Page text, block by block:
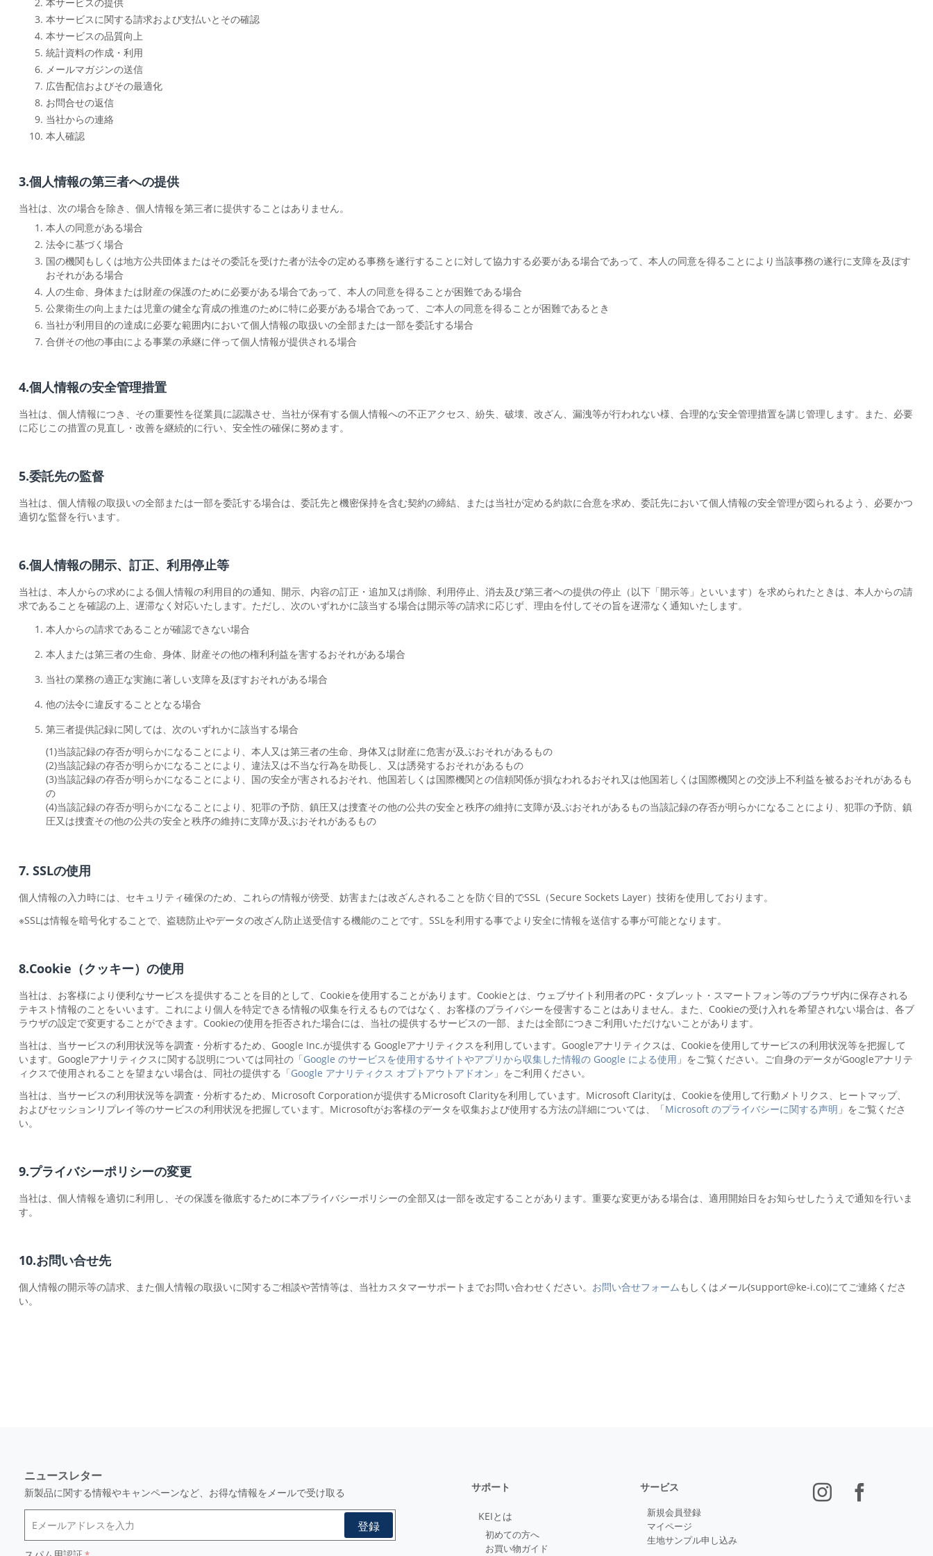
本サービスに関する請求および支払いとその確認
本サービスの品質向上
統計資料の作成・利用
メールマガジンの送信
広告配信およびその最適化
お問合せの返信
当社からの連絡
本人確認
3.個人情報の第三者への提供
当社は、次の場合を除き、個人情報を第三者に提供することはありません。
本人の同意がある場合
法令に基づく場合
国の機関もしくは地方公共団体またはその委託を受けた者が法令の定める事務を遂行することに対して協力する必要がある場合であって、本人の同意を得ることにより当該事務の遂行に支障を及ぼす
おそれがある場合
人の生命、身体または財産の保護のために必要がある場合であって、本人の同意を得ることが困難である場合
公衆衛生の向上または児童の健全な育成の推進のために特に必要がある場合であって、ご本人の同意を得ることが困難であるとき
当社が利用目的の達成に必要な範囲内において個人情報の取扱いの全部または一部を委託する場合
合併その他の事由による事業の承継に伴って個人情報が提供される場合
4.個人情報の安全管理措置
当社は、個人情報につき、その重要性を従業員に認識させ、当社が保有する個人情報への不正アクセス、紛失、破壊、改ざん、漏洩等が行われない様、合理的な安全管理措置を講じ管理します。また、必要
に応じこの措置の見直し・改善を継続的に行い、安全性の確保に努めます。
5.委託先の監督
当社は、個人情報の取扱いの全部または一部を委託する場合は、委託先と機密保持を含む契約の締結、または当社が定める約款に合意を求め、委託先において個人情報の安全管理が図られるよう、必要かつ
適切な監督を行います。
6.個人情報の開示、訂正、利用停止等
当社は、本人からの求めによる個人情報の利用目的の通知、開示、内容の訂正・追加又は削除、利用停止、消去及び第三者への提供の停止（以下「開示等」といいます）を求められたときは、本人からの請
求であることを確認の上、遅滞なく対応いたします。ただし、次のいずれかに該当する場合は開示等の請求に応じず、理由を付してその旨を遅滞なく通知いたします。
本人からの請求であることが確認できない場合
本人または第三者の生命、身体、財産その他の権利利益を害するおそれがある場合
当社の業務の適正な実施に著しい支障を及ぼすおそれがある場合
他の法令に違反することとなる場合
第三者提供記録に関しては、次のいずれかに該当する場合
(1)当該記録の存否が明らかになることにより、本人又は第三者の生命、身体又は財産に危害が及ぶおそれがあるもの
(2)当該記録の存否が明らかになることにより、違法又は不当な行為を助長し、又は誘発するおそれがあるもの
(3)当該記録の存否が明らかになることにより、国の安全が害されるおそれ、他国若しくは国際機関との信頼関係が損なわれるおそれ又は他国若しくは国際機関との交渉上不利益を被るおそれがあるも
の
(4)当該記録の存否が明らかになることにより、犯罪の予防、鎮圧又は捜査その他の公共の安全と秩序の維持に支障が及ぶおそれがあるもの当該記録の存否が明らかになることにより、犯罪の予防、鎮
圧又は捜査その他の公共の安全と秩序の維持に支障が及ぶおそれがあるもの
7. SSLの使用
個人情報の入力時には、セキュリティ確保のため、これらの情報が傍受、妨害または改ざんされることを防ぐ目的でSSL（Secure Sockets Layer）技術を使用しております。
※SSLは情報を暗号化することで、盗聴防止やデータの改ざん防止送受信する機能のことです。SSLを利用する事でより安全に情報を送信する事が可能となります。
8.Cookie（クッキー）の使用
当社は、お客様により便利なサービスを提供することを目的として、Cookieを使用することがあります。Cookieとは、ウェブサイト利用者のPC・タブレット・スマートフォン等のブラウザ内に保存される
テキスト情報のことをいいます。これにより個人を特定できる情報の収集を行えるものではなく、お客様のプライバシーを侵害することはありません。また、Cookieの受け入れを希望されない場合は、各ブ
ラウザの設定で変更することができます。Cookieの使用を拒否された場合には、当社の提供するサービスの一部、または全部につきご利用いただけないことがあります。
当社は、当サービスの利用状況等を調査・分析するため、Google Inc.が提供する Googleアナリティクスを利用しています。Googleアナリティクスは、Cookieを使用してサービスの利用状況等を把握して
います。Googleアナリティクスに関する説明については同社の「Google のサービスを使用するサイトやアプリから収集した情報の Google による使用 」をご覧ください。ご自身のデータがGoogleアナリテ
ィクスで使用されることを望まない場合は、同社の提供する「Google アナリティクス オプトアウトアドオン 」をご利用ください。
当社は、当サービスの利用状況等を調査・分析するため、Microsoft Corporationが提供するMicrosoft Clarityを利用しています。Microsoft Clarityは、Cookieを使用して行動メトリクス、ヒートマップ、
およびセッションリプレイ等のサービスの利用状況を把握しています。Microsoftがお客様のデータを収集および使用する方法の詳細については、「Microsoft のプライバシーに関する声明 」をご覧くださ
い。
9.プライバシーポリシーの変更
当社は、個人情報を適切に利用し、その保護を徹底するために本プライバシーポリシーの全部又は一部を改定することがあります。重要な変更がある場合は、適用開始日をお知らせしたうえで通知を行いま
す。
10.お問い合せ先
個人情報の開示等の請求、また個人情報の取扱いに関するご相談や苦情等は、当社カスタマーサポートまでお問い合わせください。 お問い合せフォームもしくはメール(support@ke-i.co)にてご連絡くださ
い。
ニュースレター
新製品に関する情報やキャンペーンなど、お得な情報をメールで受け取る サポート
KEIとは
初めての方へ
お買い物ガイド
サービス
新規会員登録
マイページ
生地サンプル申し込み